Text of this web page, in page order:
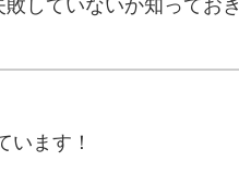
していないか知っておき
います！